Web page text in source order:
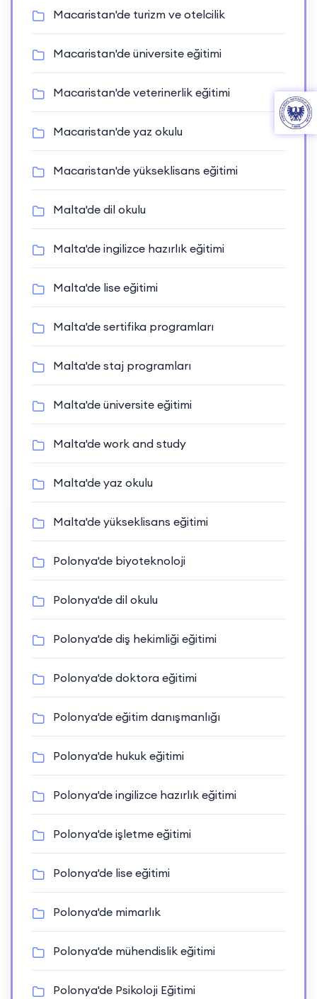
Macaristan'de turizm ve otelcilik
Macaristan'de üniversite eğitimi
Macaristan'de veterinerlik eğitimi
Macaristan'de yaz okulu
Macaristan'de yükseklisans eğitimi
Malta'de dil okulu
Malta'de ingilizce hazırlık eğitimi
Malta'de lise eğitimi
Malta'de sertifika programları
Malta'de staj programları
Malta'de üniversite eğitimi
Malta'de work and study
Malta'de yaz okulu
Malta'de yükseklisans eğitimi
Polonya'de biyoteknoloji
Polonya'de dil okulu
Polonya'de diş hekimliği eğitimi
Polonya'de doktora eğitimi
Polonya'de eğitim danışmanlığı
Polonya'de hukuk eğitimi
Polonya'de ingilizce hazırlık eğitimi
Polonya'de işletme eğitimi
Polonya'de lise eğitimi
Polonya'de mimarlık
Polonya'de mühendislik eğitimi
Polonya'de Psikoloji Eğitimi